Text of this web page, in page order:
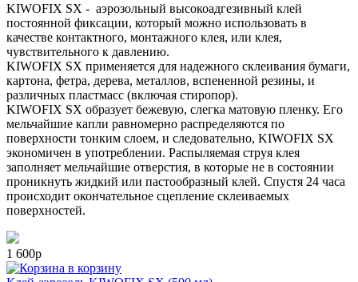
KIWOFIX SX - аэрозольный высокоадгезивный клей
постоянной фиксации, который можно использовать в
качестве контактного, монтажного клея, или клея,
чувствительного к давлению.
KIWOFIX SX применяется для надежного склеивания бумаги,
картона, фетра, дерева, металлов, вспененной резины, и
различных пластмасс (включая стиропор).
KIWOFIX SX образует бежевую, слегка матовую пленку. Его
мельчайшие капли равномерно распределяются по
поверхности тонким слоем, и следовательно, KIWOFIX SX
экономичен в употреблении. Распыляемая струя клея
заполняет мельчайшие отверстия, в которые не в состоянии
проникнуть жидкий или пастообразный клей. Спустя 24 часа
происходит окончательное сцепление склеиваемых
поверхностей.
1 600р
в корзину